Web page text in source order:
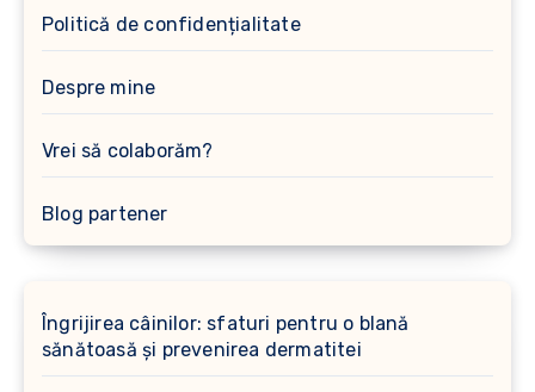
Politică de confidențialitate
Despre mine
Vrei să colaborăm?
Blog partener
Îngrijirea câinilor: sfaturi pentru o blană
sănătoasă și prevenirea dermatitei